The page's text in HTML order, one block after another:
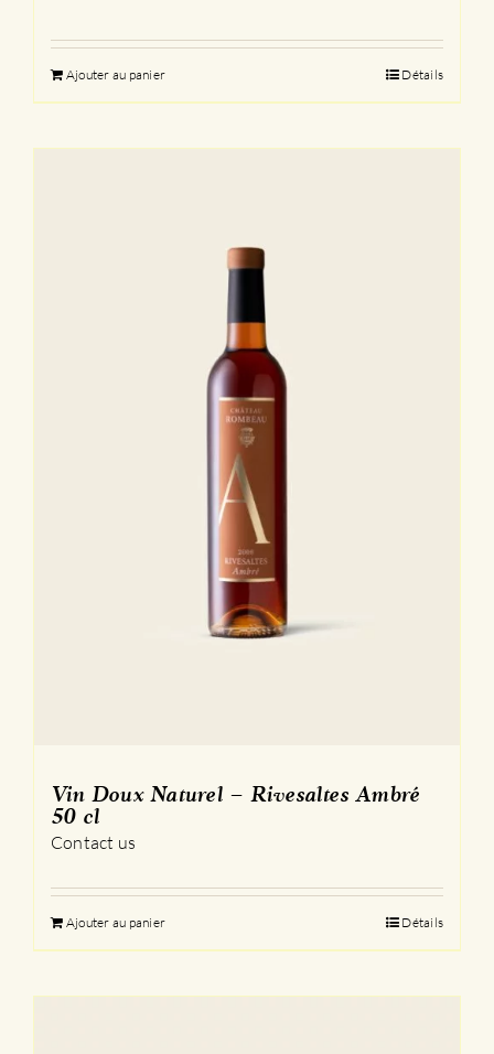
Ajouter au panier Détails
Vin Doux Naturel – Rivesaltes Ambré
50 cl
Contact us
Ajouter au panier Détails